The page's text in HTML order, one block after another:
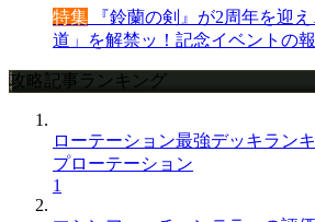
特集 『鈴蘭の剣』が2周年を迎
道」を解禁ッ！記念イベントの
攻略記事ランキング
ローテーション最強デッキラン
プローテーション
1